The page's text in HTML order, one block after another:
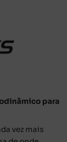
para
vez mais